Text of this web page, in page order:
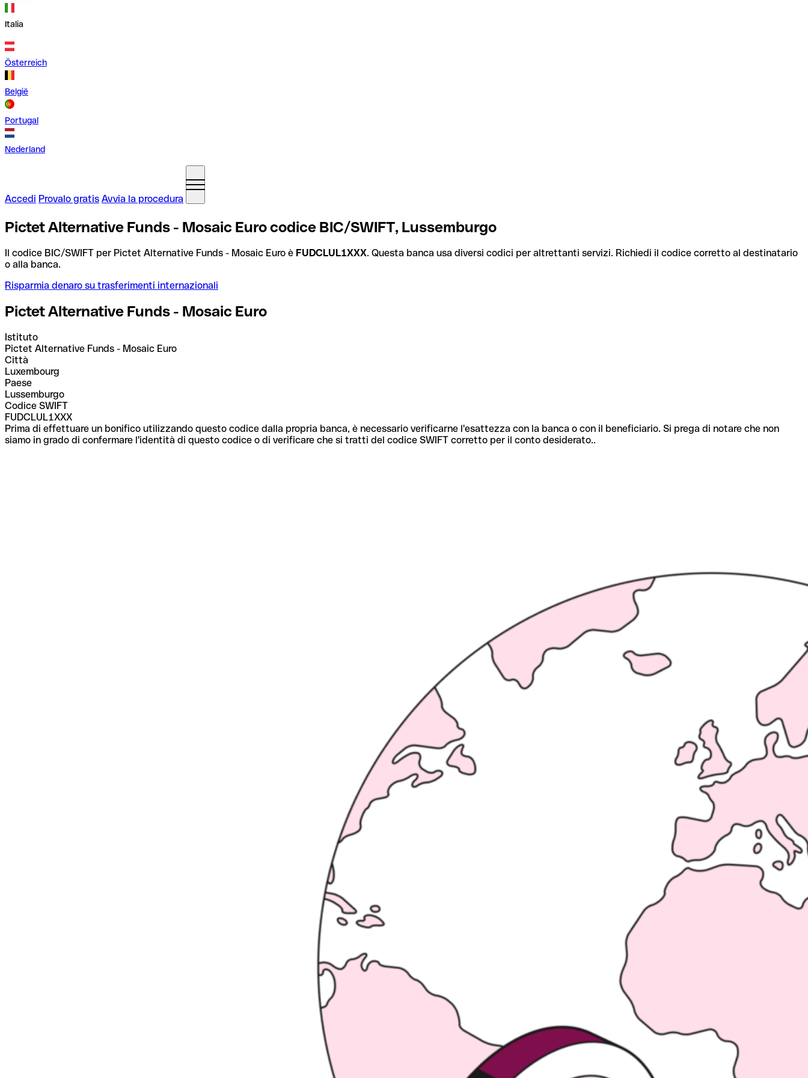
Italia
Österreich
België
Portugal
Nederland
Accedi Provalo gratis Avvia la procedura
Pictet Alternative Funds - Mosaic Euro codice BIC/SWIFT, Lussemburgo
Il codice BIC/SWIFT per Pictet Alternative Funds - Mosaic Euro è FUDCLUL1XXX. Questa banca usa diversi codici per altrettanti servizi. Richiedi il codice corretto al destinatario
o alla banca.
Risparmia denaro su trasferimenti internazionali
Pictet Alternative Funds - Mosaic Euro
Istituto
Pictet Alternative Funds - Mosaic Euro
Città
Luxembourg
Paese
Lussemburgo
Codice SWIFT
FUDCLUL1XXX
Prima di effettuare un bonifico utilizzando questo codice dalla propria banca, è necessario verificarne l'esattezza con la banca o con il beneficiario. Si prega di notare che non
siamo in grado di confermare l'identità di questo codice o di verificare che si tratti del codice SWIFT corretto per il conto desiderato..